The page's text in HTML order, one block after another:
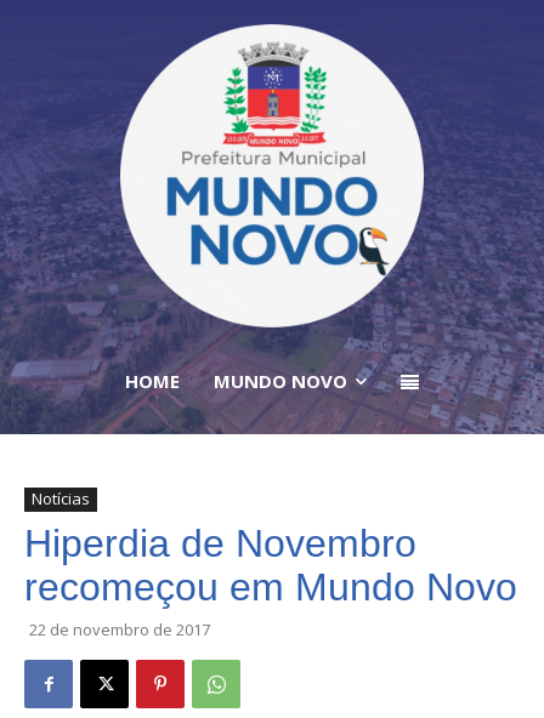
HOME MUNDO NOVO
Notícias
Hiperdia de Novembro
recomeçou em Mundo Novo
22 de novembro de 2017